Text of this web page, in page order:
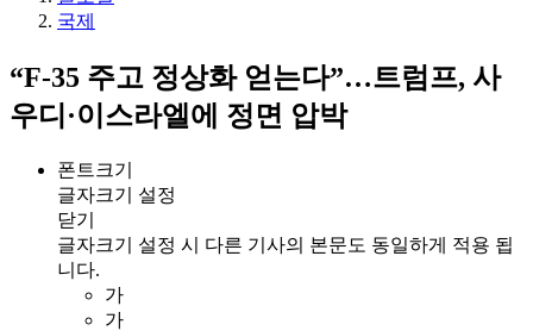
국제
“F-35 주고 정상화 얻는다”…트럼프, 사
우디·이스라엘에 정면 압박
폰트크기
글자크기 설정
닫기
글자크기 설정 시 다른 기사의 본문도 동일하게 적용 됩
니다.
가
가